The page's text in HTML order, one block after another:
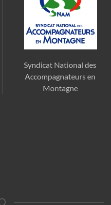
Syndicat National des
Accompagnateurs en
Montagne